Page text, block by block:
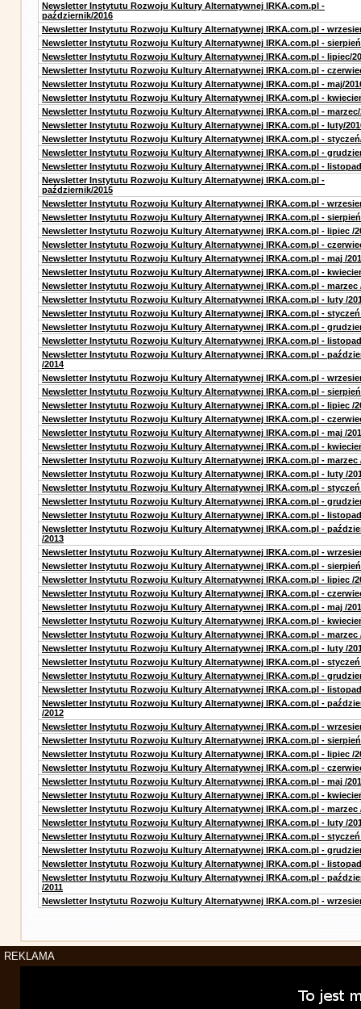
Newsletter Instytutu Rozwoju Kultury Alternatywnej IRKA.com.pl -
październik/2016
Newsletter Instytutu Rozwoju Kultury Alternatywnej IRKA.com.pl -
Newsletter Instytutu Rozwoju Kultury Alternatywnej IRKA.com.pl -
Newsletter Instytutu Rozwoju Kultury Alternatywnej IRKA.com.pl - lipiec/
Newsletter Instytutu Rozwoju Kultury Alternatywnej IRKA.com.pl -
Newsletter Instytutu Rozwoju Kultury Alternatywnej IRKA.com.pl - maj/
Newsletter Instytutu Rozwoju Kultury Alternatywnej IRKA.com.pl -
Newsletter Instytutu Rozwoju Kultury Alternatywnej IRKA.com.pl - marzec/
Newsletter Instytutu Rozwoju Kultury Alternatywnej IRKA.com.pl - luty/
Newsletter Instytutu Rozwoju Kultury Alternatywnej IRKA.com.pl -
Newsletter Instytutu Rozwoju Kultury Alternatywnej IRKA.com.pl -
Newsletter Instytutu Rozwoju Kultury Alternatywnej IRKA.com.pl -
Newsletter Instytutu Rozwoju Kultury Alternatywnej IRKA.com.pl -
październik/2015
Newsletter Instytutu Rozwoju Kultury Alternatywnej IRKA.com.pl -
Newsletter Instytutu Rozwoju Kultury Alternatywnej IRKA.com.pl -
Newsletter Instytutu Rozwoju Kultury Alternatywnej IRKA.com.pl - lipiec /
Newsletter Instytutu Rozwoju Kultury Alternatywnej IRKA.com.pl -
Newsletter Instytutu Rozwoju Kultury Alternatywnej IRKA.com.pl - maj /
Newsletter Instytutu Rozwoju Kultury Alternatywnej IRKA.com.pl -
Newsletter Instytutu Rozwoju Kultury Alternatywnej IRKA.com.pl - marzec
Newsletter Instytutu Rozwoju Kultury Alternatywnej IRKA.com.pl - luty /
Newsletter Instytutu Rozwoju Kultury Alternatywnej IRKA.com.pl - styczeń
Newsletter Instytutu Rozwoju Kultury Alternatywnej IRKA.com.pl -
Newsletter Instytutu Rozwoju Kultury Alternatywnej IRKA.com.pl - listopad
Newsletter Instytutu Rozwoju Kultury Alternatywnej IRKA.com.pl -
/2014
Newsletter Instytutu Rozwoju Kultury Alternatywnej IRKA.com.pl -
Newsletter Instytutu Rozwoju Kultury Alternatywnej IRKA.com.pl - sierpień
Newsletter Instytutu Rozwoju Kultury Alternatywnej IRKA.com.pl - lipiec /
Newsletter Instytutu Rozwoju Kultury Alternatywnej IRKA.com.pl -
Newsletter Instytutu Rozwoju Kultury Alternatywnej IRKA.com.pl - maj /
Newsletter Instytutu Rozwoju Kultury Alternatywnej IRKA.com.pl -
Newsletter Instytutu Rozwoju Kultury Alternatywnej IRKA.com.pl - marzec
Newsletter Instytutu Rozwoju Kultury Alternatywnej IRKA.com.pl - luty /
Newsletter Instytutu Rozwoju Kultury Alternatywnej IRKA.com.pl - styczeń
Newsletter Instytutu Rozwoju Kultury Alternatywnej IRKA.com.pl -
Newsletter Instytutu Rozwoju Kultury Alternatywnej IRKA.com.pl - listopad
Newsletter Instytutu Rozwoju Kultury Alternatywnej IRKA.com.pl -
/2013
Newsletter Instytutu Rozwoju Kultury Alternatywnej IRKA.com.pl -
Newsletter Instytutu Rozwoju Kultury Alternatywnej IRKA.com.pl - sierpień
Newsletter Instytutu Rozwoju Kultury Alternatywnej IRKA.com.pl - lipiec /
Newsletter Instytutu Rozwoju Kultury Alternatywnej IRKA.com.pl -
Newsletter Instytutu Rozwoju Kultury Alternatywnej IRKA.com.pl - maj /
Newsletter Instytutu Rozwoju Kultury Alternatywnej IRKA.com.pl -
Newsletter Instytutu Rozwoju Kultury Alternatywnej IRKA.com.pl - marzec
Newsletter Instytutu Rozwoju Kultury Alternatywnej IRKA.com.pl - luty /
Newsletter Instytutu Rozwoju Kultury Alternatywnej IRKA.com.pl - styczeń
Newsletter Instytutu Rozwoju Kultury Alternatywnej IRKA.com.pl -
Newsletter Instytutu Rozwoju Kultury Alternatywnej IRKA.com.pl - listopad
Newsletter Instytutu Rozwoju Kultury Alternatywnej IRKA.com.pl -
/2012
Newsletter Instytutu Rozwoju Kultury Alternatywnej IRKA.com.pl -
Newsletter Instytutu Rozwoju Kultury Alternatywnej IRKA.com.pl - sierpień
Newsletter Instytutu Rozwoju Kultury Alternatywnej IRKA.com.pl - lipiec /
Newsletter Instytutu Rozwoju Kultury Alternatywnej IRKA.com.pl -
Newsletter Instytutu Rozwoju Kultury Alternatywnej IRKA.com.pl - maj /
Newsletter Instytutu Rozwoju Kultury Alternatywnej IRKA.com.pl -
Newsletter Instytutu Rozwoju Kultury Alternatywnej IRKA.com.pl - marzec
Newsletter Instytutu Rozwoju Kultury Alternatywnej IRKA.com.pl - luty /
Newsletter Instytutu Rozwoju Kultury Alternatywnej IRKA.com.pl - styczeń
Newsletter Instytutu Rozwoju Kultury Alternatywnej IRKA.com.pl -
Newsletter Instytutu Rozwoju Kultury Alternatywnej IRKA.com.pl - listopad
Newsletter Instytutu Rozwoju Kultury Alternatywnej IRKA.com.pl -
/2011
Newsletter Instytutu Rozwoju Kultury Alternatywnej IRKA.com.pl -
REKLAMA